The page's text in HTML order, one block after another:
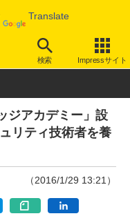
Translate
検索 Impressサイト
その他
ジアカデミー」設
リティ技術者を養
（2016/1/29 13:21）